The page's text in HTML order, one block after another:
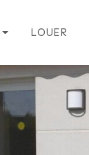
LOUER